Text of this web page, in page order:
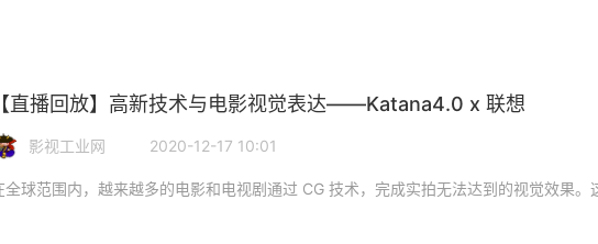
【直播回放】高新技术与电影视觉表达——Katana4.0 x 联想
影视工业网 2020-12-17 10:01